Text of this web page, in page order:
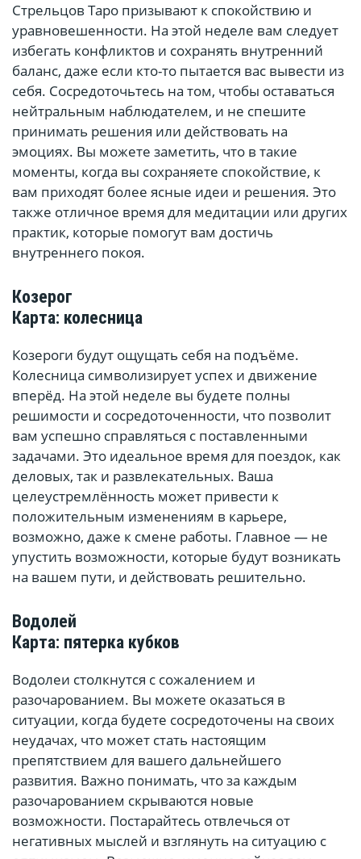
Стрельцов Таро призывают к спокойствию и
уравновешенности. На этой неделе вам следует
избегать конфликтов и сохранять внутренний
баланс, даже если кто-то пытается вас вывести из
себя. Сосредоточьтесь на том, чтобы оставаться
нейтральным наблюдателем, и не спешите
принимать решения или действовать на
эмоциях. Вы можете заметить, что в такие
моменты, когда вы сохраняете спокойствие, к
вам приходят более ясные идеи и решения. Это
также отличное время для медитации или других
практик, которые помогут вам достичь
внутреннего покоя.
Козерог
Карта: колесница
Козероги будут ощущать себя на подъёме.
Колесница символизирует успех и движение
вперёд. На этой неделе вы будете полны
решимости и сосредоточенности, что позволит
вам успешно справляться с поставленными
задачами. Это идеальное время для поездок, как
деловых, так и развлекательных. Ваша
целеустремлённость может привести к
положительным изменениям в карьере,
возможно, даже к смене работы. Главное — не
упустить возможности, которые будут возникать
на вашем пути, и действовать решительно.
Водолей
Карта: пятерка кубков
Водолеи столкнутся с сожалением и
разочарованием. Вы можете оказаться в
ситуации, когда будете сосредоточены на своих
неудачах, что может стать настоящим
препятствием для вашего дальнейшего
развития. Важно понимать, что за каждым
разочарованием скрываются новые
возможности. Постарайтесь отвлечься от
негативных мыслей и взглянуть на ситуацию с